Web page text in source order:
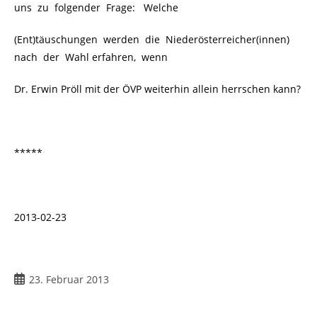
uns zu folgender Frage: Welche
(Ent)täuschungen werden die Niederösterreicher(innen)
nach der Wahl erfahren, wenn
Dr. Erwin Pröll mit der ÖVP weiterhin allein herrschen kann?
*****
2013-02-23
Beitrag23. Februar 2013